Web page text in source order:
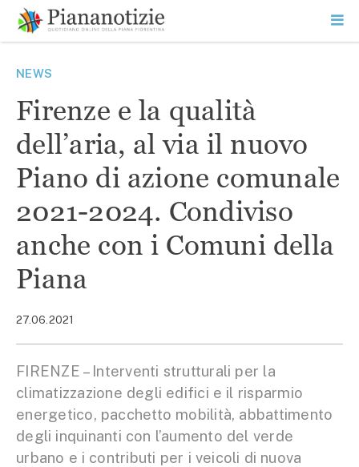
contenuto
SEARCH
NEWS
Firenze e la qualità
dell’aria, al via il nuovo
Piano di azione comunale
2021-2024. Condiviso
anche con i Comuni della
Piana
27.06.2021
FIRENZE – Interventi strutturali per la
climatizzazione degli edifici e il risparmio
energetico, pacchetto mobilità, abbattimento
degli inquinanti con l’aumento del verde
urbano e i contributi per i veicoli di nuova